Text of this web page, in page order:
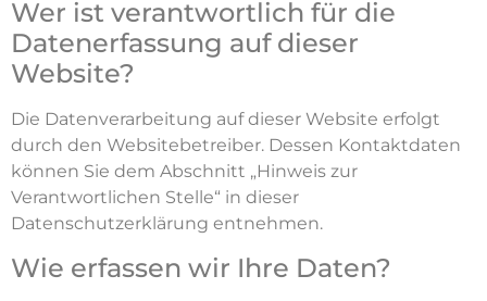
Wer ist verantwortlich für die
Datenerfassung auf dieser
Website?
Die Datenverarbeitung auf dieser Website erfolgt
durch den Websitebetreiber. Dessen Kontaktdaten
können Sie dem Abschnitt „Hinweis zur
Verantwortlichen Stelle“ in dieser
Datenschutzerklärung entnehmen.
Wie erfassen wir Ihre Daten?